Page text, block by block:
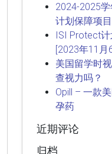
2024-2025
计划保障项
ISI Protect
[2023年11月
美国留学时
查视力吗？
Opill – 一款
孕药
近期评论
归档